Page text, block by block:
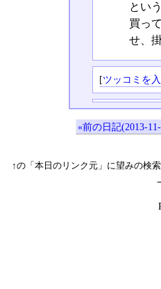
とい
買っ
せ、
[ツッコミを
«前の日記(2013-
↑の「本日のリンク元」に望みの検